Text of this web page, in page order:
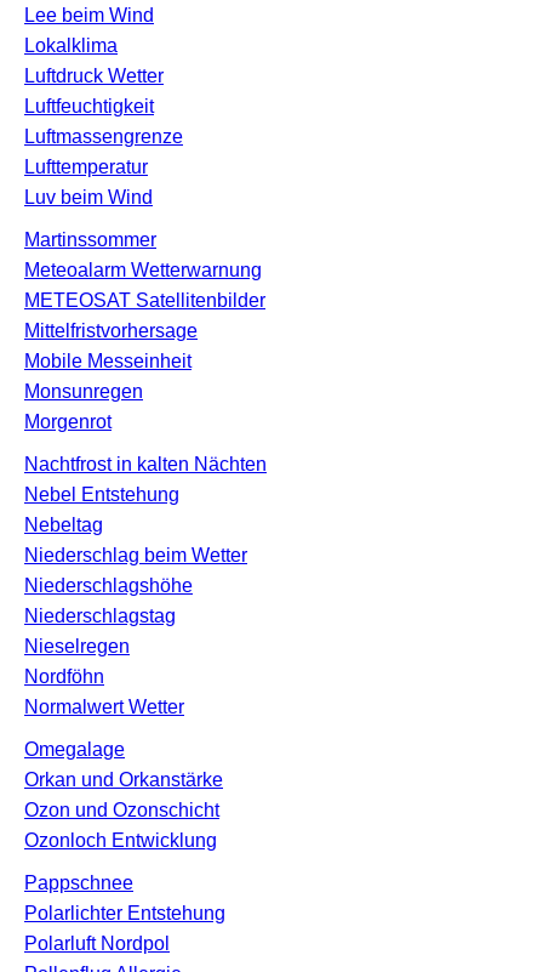
Lee beim Wind
Lokalklima
Luftdruck Wetter
Luftfeuchtigkeit
Luftmassengrenze
Lufttemperatur
Luv beim Wind
Martinssommer
Meteoalarm Wetterwarnung
METEOSAT Satellitenbilder
Mittelfristvorhersage
Mobile Messeinheit
Monsunregen
Morgenrot
Nachtfrost in kalten Nächten
Nebel Entstehung
Nebeltag
Niederschlag beim Wetter
Niederschlagshöhe
Niederschlagstag
Nieselregen
Nordföhn
Normalwert Wetter
Omegalage
Orkan und Orkanstärke
Ozon und Ozonschicht
Ozonloch Entwicklung
Pappschnee
Polarlichter Entstehung
Polarluft Nordpol